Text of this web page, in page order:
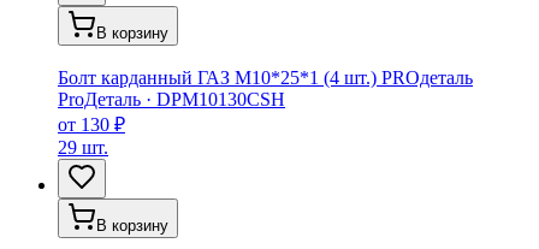
В корзину
Болт карданный ГАЗ М10*25*1 (4 шт.) PROдеталь
ProДеталь · DPM10130CSH
от 130 ₽
29 шт.
В корзину